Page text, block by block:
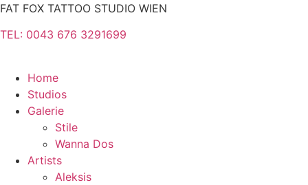
Zum
springen
FAT FOX TATTOO STUDIO WIEN
TEL: 0043 676 3291699
Home
Studios
Galerie
Stile
Wanna Dos
Artists
Aleksis